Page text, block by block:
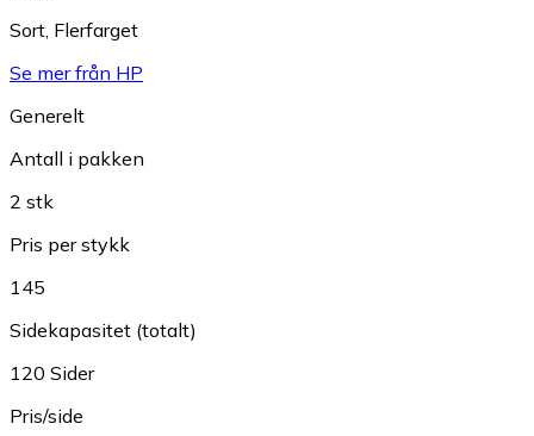
Sort Flerfarget
Se mer från HP
Generelt
Antall i pakken
2 stk
Pris per stykk
145
Sidekapasitet (totalt)
120 Sider
Pris/side